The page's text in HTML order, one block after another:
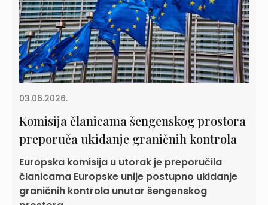
03.06.2026.
Komisija članicama šengenskog prostora
preporuča ukidanje graničnih kontrola
Europska komisija u utorak je preporučila
članicama Europske unije postupno ukidanje
graničnih kontrola unutar šengenskog